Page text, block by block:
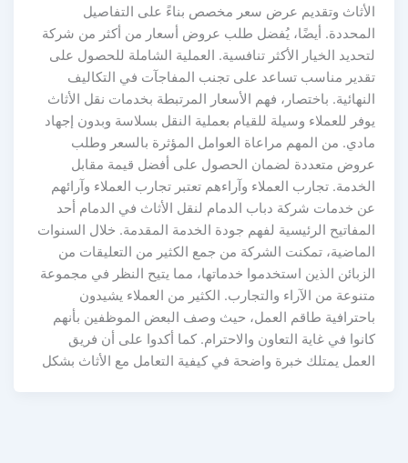
الأثاث وتقديم عرض سعر مخصص بناءً على التفاصيل
المحددة. أيضًا، يُفضل طلب عروض أسعار من أكثر من شركة
لتحديد الخيار الأكثر تنافسية. العملية الشاملة للحصول على
تقدير مناسب تساعد على تجنب المفاجآت في التكاليف
النهائية. باختصار، فهم الأسعار المرتبطة بخدمات نقل الأثاث
يوفر للعملاء وسيلة للقيام بعملية النقل بسلاسة وبدون إجهاد
مادي. من المهم مراعاة العوامل المؤثرة بالسعر وطلب
عروض متعددة لضمان الحصول على أفضل قيمة مقابل
الخدمة. تجارب العملاء وآراءهم تعتبر تجارب العملاء وآرائهم
عن خدمات شركة دباب الدمام لنقل الأثاث في الدمام أحد
المفاتيح الرئيسية لفهم جودة الخدمة المقدمة. خلال السنوات
الماضية، تمكنت الشركة من جمع الكثير من التعليقات من
الزبائن الذين استخدموا خدماتها، مما يتيح النظر في مجموعة
متنوعة من الآراء والتجارب. الكثير من العملاء يشيدون
باحترافية طاقم العمل، حيث وصف البعض الموظفين بأنهم
كانوا في غاية التعاون والاحترام. كما أكدوا على أن فريق
العمل يمتلك خبرة واضحة في كيفية التعامل مع الأثاث بشكل